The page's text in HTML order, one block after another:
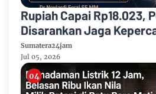
Rupiah Capai Rp18.023,
Disarankan Jaga
Perkuat Mesin Penghasil
Sumatera24jam
Jul 05, 2026